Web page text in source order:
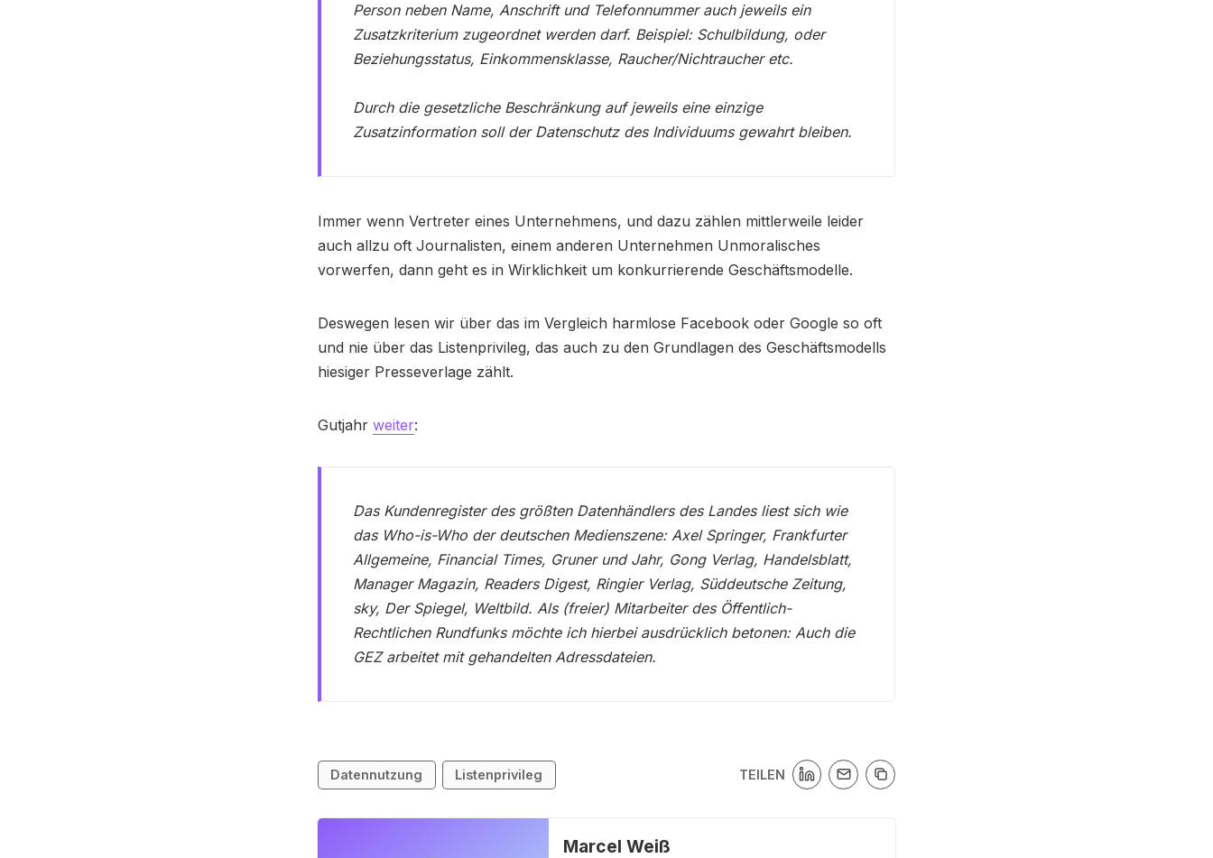
Person neben Name, Anschrift und Telefonnummer auch jeweils ein
Zusatzkriterium zugeordnet werden darf. Beispiel: Schulbildung, oder
Beziehungsstatus, Einkommensklasse, Raucher/Nichtraucher etc.
Durch die gesetzliche Beschränkung auf jeweils eine einzige
Zusatzinformation soll der Datenschutz des Individuums gewahrt bleiben.
Immer wenn Vertreter eines Unternehmens, und dazu zählen mittlerweile leider
auch allzu oft Journalisten, einem anderen Unternehmen Unmoralisches
vorwerfen, dann geht es in Wirklichkeit um konkurrierende Geschäftsmodelle.
Deswegen lesen wir über das im Vergleich harmlose Facebook oder Google so oft
und nie über das Listenprivileg, das auch zu den Grundlagen des Geschäftsmodells
hiesiger Presseverlage zählt.
Gutjahr weiter:
Das Kundenregister des größten Datenhändlers des Landes liest sich wie
das Who-is-Who der deutschen Medienszene: Axel Springer, Frankfurter
Allgemeine, Financial Times, Gruner und Jahr, Gong Verlag, Handelsblatt,
Manager Magazin, Readers Digest, Ringier Verlag, Süddeutsche Zeitung,
sky, Der Spiegel, Weltbild. Als (freier) Mitarbeiter des Öffentlich-
Rechtlichen Rundfunks möchte ich hierbei ausdrücklich betonen: Auch die
GEZ arbeitet mit gehandelten Adressdateien.
Datennutzung Listenprivileg TEILEN
Marcel Weiß